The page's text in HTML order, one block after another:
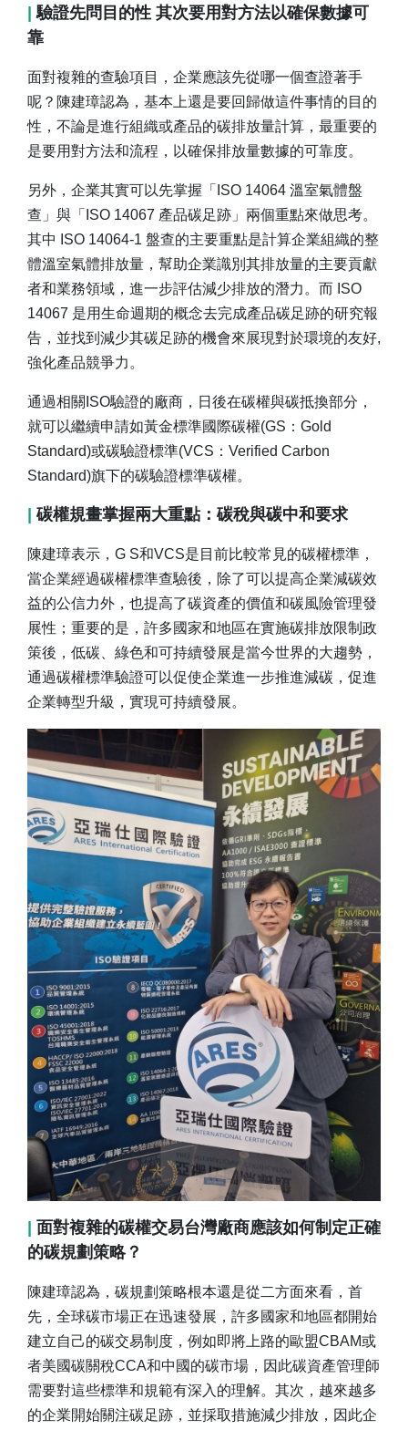
|驗證先問目的性 其次要用對方法以確保數據可
靠
面對複雜的查驗項目，企業應該先從哪一個查證著手
呢？陳建璋認為，基本上還是要回歸做這件事情的目的
性，不論是進行組織或產品的碳排放量計算，最重要的
是要用對方法和流程，以確保排放量數據的可靠度。
另外，企業其實可以先掌握「ISO 14064 溫室氣體盤
查」與「ISO 14067 產品碳足跡」兩個重點來做思考。
其中 ISO 14064-1 盤查的主要重點是計算企業組織的整
體溫室氣體排放量，幫助企業識別其排放量的主要貢獻
者和業務領域，進一步評估減少排放的潛力。而 ISO
14067 是用生命週期的概念去完成產品碳足跡的研究報
告，並找到減少其碳足跡的機會來展現對於環境的友好,
強化產品競爭力。
通過相關ISO驗證的廠商，日後在碳權與碳抵換部分，
就可以繼續申請如黃金標準國際碳權(GS：Gold
Standard)或碳驗證標準(VCS：Verified Carbon
Standard)旗下的碳驗證標準碳權。
碳權規畫掌握兩大重點：碳稅與碳中和要求
陳建璋表示，G S和VCS是目前比較常見的碳權標準，
當企業經過碳權標準查驗後，除了可以提高企業減碳效
益的公信力外，也提高了碳資產的價值和碳風險管理發
展性；重要的是，許多國家和地區在實施碳排放限制政
策後，低碳、綠色和可持續發展是當今世界的大趨勢，
通過碳權標準驗證可以促使企業進一步推進減碳，促進
企業轉型升級，實現可持續發展。
| 面對複雜的碳權交易台灣廠商應該如何制定正確
的碳規劃策略？
陳建璋認為，碳規劃策略根本還是從二方面來看，首
先，全球碳市場正在迅速發展，許多國家和地區都開始
建立自己的碳交易制度，例如即將上路的歐盟CBAM或
者美國碳關稅CCA和中國的碳市場，因此碳資產管理師
需要對這些標準和規範有深入的理解。其次，越來越多
的企業開始關注碳足跡，並採取措施減少排放，因此企